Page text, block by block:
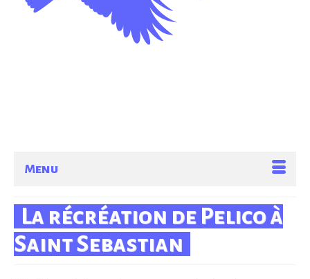
Menu
La récréation de Pelico à
Saint Sebastian